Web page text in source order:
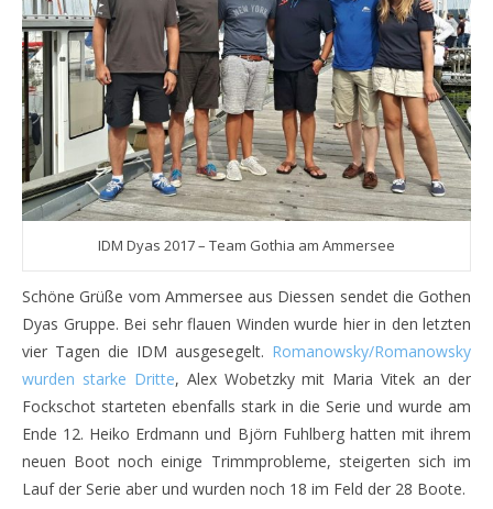
IDM Dyas 2017 – Team Gothia am Ammersee
Schöne Grüße vom Ammersee aus Diessen sendet die Gothen
Dyas Gruppe. Bei sehr flauen Winden wurde hier in den letzten
vier Tagen die IDM ausgesegelt. Romanowsky/Romanowsky
wurden starke Dritte, Alex Wobetzky mit Maria Vitek an der
Fockschot starteten ebenfalls stark in die Serie und wurde am
Ende 12. Heiko Erdmann und Björn Fuhlberg hatten mit ihrem
neuen Boot noch einige Trimmprobleme, steigerten sich im
Lauf der Serie aber und wurden noch 18 im Feld der 28 Boote.